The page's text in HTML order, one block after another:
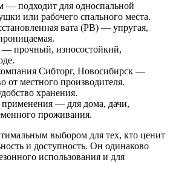
— подходит для односпальной
или рабочего спального места.
вата (РВ) — упругая,
— прочный, износостойкий,
Сибторг, Новосибирск —
от местного производителя.
хранения.
применения — для дома, дачи,
проживания.
выбором для тех, кто ценит
и доступность. Он одинаково
использования и для